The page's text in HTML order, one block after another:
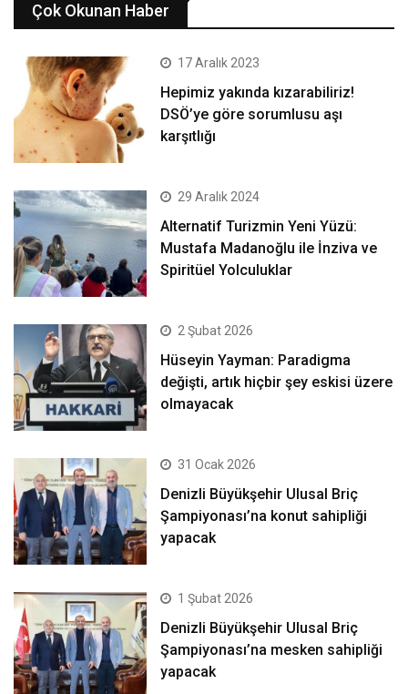
Çok Okunan Haber
17 Aralık 2023
Hepimiz yakında kızarabiliriz!
DSÖ’ye göre sorumlusu aşı
karşıtlığı
29 Aralık 2024
Alternatif Turizmin Yeni Yüzü:
Mustafa Madanoğlu ile İnziva ve
Spiritüel Yolculuklar
2 Şubat 2026
Hüseyin Yayman: Paradigma
değişti, artık hiçbir şey eskisi üzere
olmayacak
31 Ocak 2026
Denizli Büyükşehir Ulusal Briç
Şampiyonası’na konut sahipliği
yapacak
1 Şubat 2026
Denizli Büyükşehir Ulusal Briç
Şampiyonası’na mesken sahipliği
yapacak